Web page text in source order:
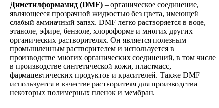
Диметилформамид (DMF) – органическое соединение,
являющееся прозрачной жидкостью без цвета, имеющей
слабый аммиачный запах. DMF легко растворяется в воде,
этаноле, эфире, бензоле, хлороформе и многих других
органических растворителях. Он является полезным
промышленным растворителем и используется в
производстве многих органических соединений, в том числе
в производстве синтетической кожи, пластмасс,
фармацевтических продуктов и красителей. Также DMF
используется в качестве растворителя для производства
некоторых полимерных пленок и мембран.